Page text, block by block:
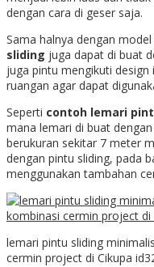
dengan cara di geser saja.
Sama halnya dengan
sliding juga dapat di buat
juga pintu mengikuti
ruangan agar dapat
Seperti contoh lemari
mana lemari di buat
berukuran sekitar 7 meter
dengan pintu sliding, pada
menggunakan tambahan
lemari pintu sliding
cermin project di Cikupa